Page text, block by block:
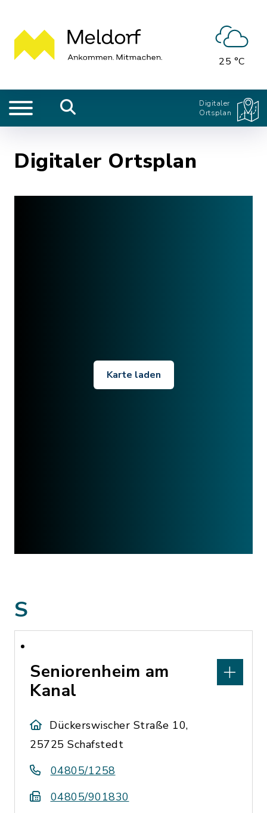
25 °C
Digitaler
Ortsplan
Digitaler Ortsplan
Karte laden
S
Seniorenheim am
Kanal
Dückerswischer Straße 10,
25725 Schafstedt
04805/1258
04805/901830